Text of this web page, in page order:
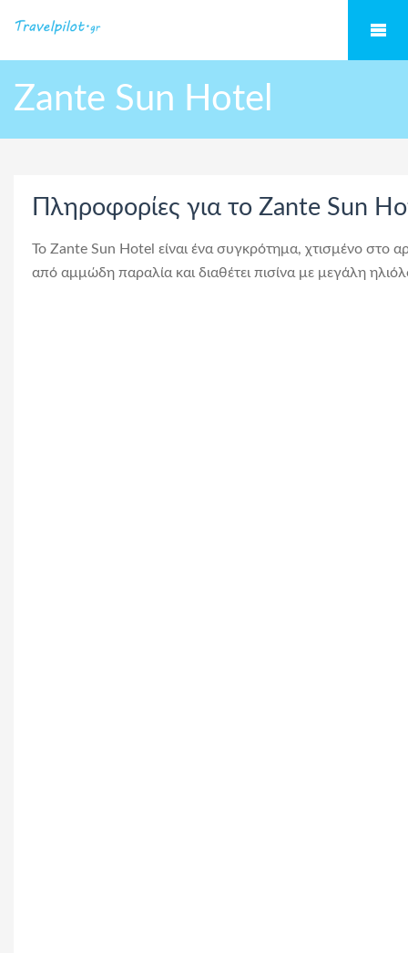
Zante Sun Hotel
Πληροφορίες για το Zante Sun
Το Zante Sun Hotel είναι ένα συγκρότημα, χτισμένο στο
από αμμώδη παραλία και διαθέτει πισίνα με μεγάλη